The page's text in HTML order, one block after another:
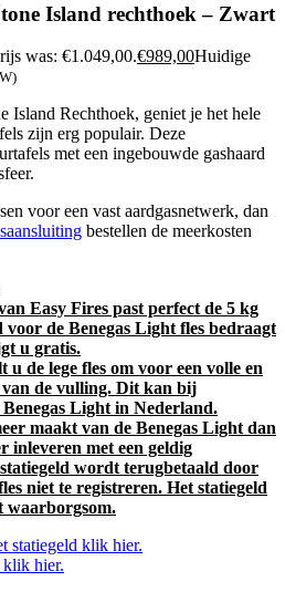
Island rechthoek – Zwart
was: €1.049,00.€989,00Huidige
Island Rechthoek, geniet je het hele
zijn erg populair. Deze
met een ingebouwde gashaard
voor een vast aardgasnetwerk, dan
bestellen de meerkosten
Easy Fires past perfect de 5 kg
voor de Benegas Light fles bedraagt
u gratis.
u de lege fles om voor een volle en
de vulling. Dit kan bij
Light in Nederland.
maakt van de Benegas Light dan
inleveren met een geldig
wordt terugbetaald door
niet te registreren. Het statiegeld
waarborgsom.
statiegeld klik hier.
klik hier.